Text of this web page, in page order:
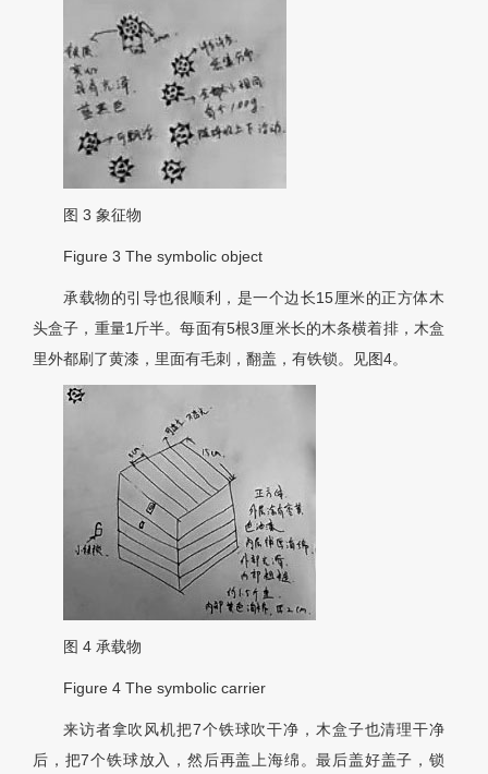
图 3 象征物
Figure 3 The symbolic object
承载物的引导也很顺利，是一个边长15厘米的正方体木
头盒子，重量1斤半。每面有5根3厘米长的木条横着排，木盒
里外都刷了黄漆，里面有毛刺，翻盖，有铁锁。见图4。
图 4 承载物
Figure 4 The symbolic carrier
来访者拿吹风机把7个铁球吹干净，木盒子也清理干净
后，把7个铁球放入，然后再盖上海绵。最后盖好盖子，锁